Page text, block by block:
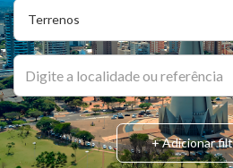
Terrenos
+ Adicionar